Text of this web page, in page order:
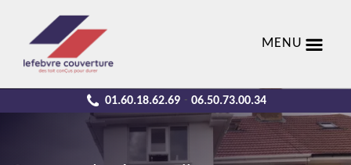
MENU
01.60.18.62.69 - 06.50.73.00.34